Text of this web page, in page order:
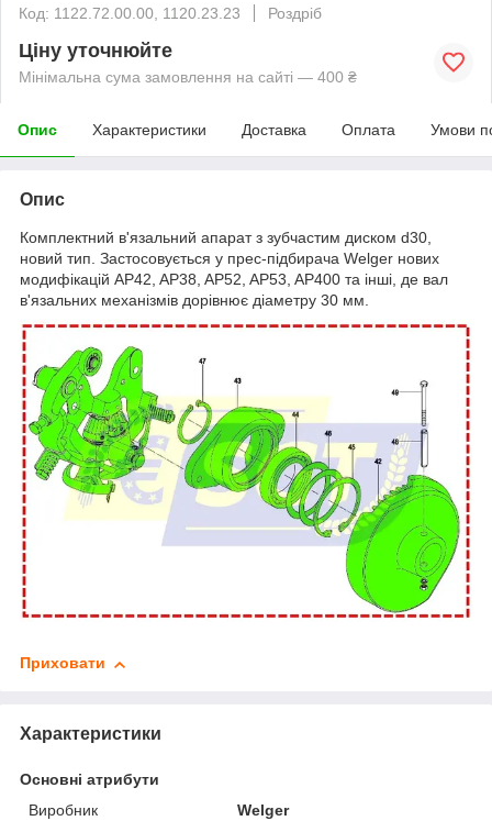
Код: 1122.72.00.00, 1120.23.23
Роздріб
Ціну уточнюйте
Мінімальна сума замовлення на сайті — 400 ₴
Опис Характеристики Доставка Оплата Умови
Опис
Комплектний в'язальний апарат з зубчастим диском d30,
новий тип. Застосовується у прес-підбирача Welger нових
модифікацій AP42, AP38, AP52, AP53, AP400 та інші, де вал
в'язальних механізмів дорівнює діаметру 30 мм.
Приховати
Характеристики
Основні атрибути
Виробник
Welger